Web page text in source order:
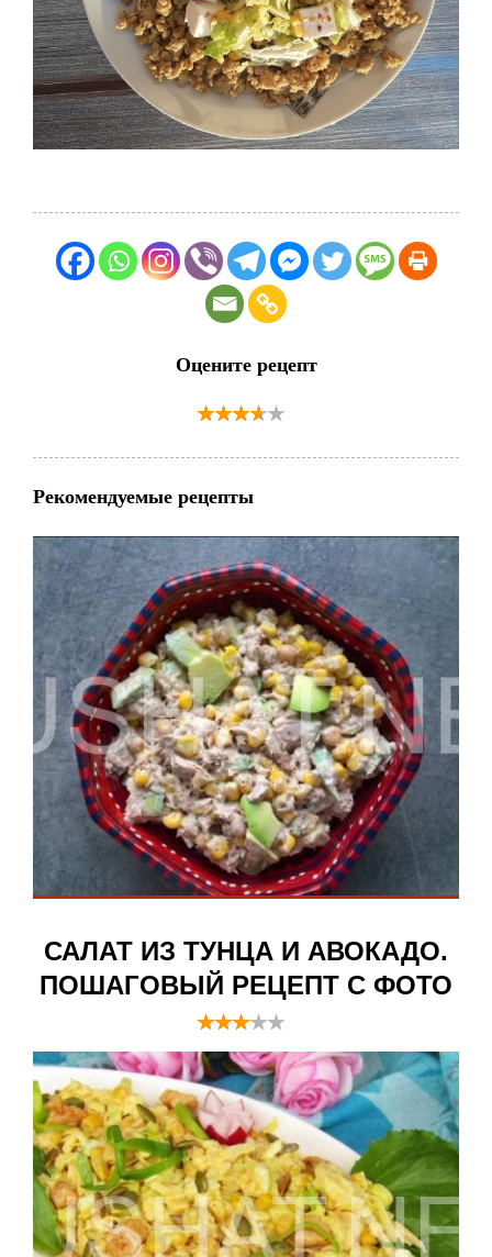
Оцените рецепт
Рекомендуемые рецепты
САЛАТ ИЗ ТУНЦА И АВОКАДО.
ПОШАГОВЫЙ РЕЦЕПТ С ФОТО